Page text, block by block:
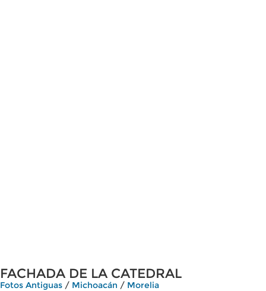
FACHADA DE LA CATEDRAL
Fotos Antiguas / Michoacán / Morelia